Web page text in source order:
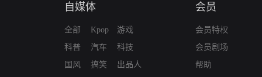
自媒体
全部
科普
国风
Kpop
汽车
搞笑
游戏
科技
出品人
会员
会员特权
会员剧场
帮助